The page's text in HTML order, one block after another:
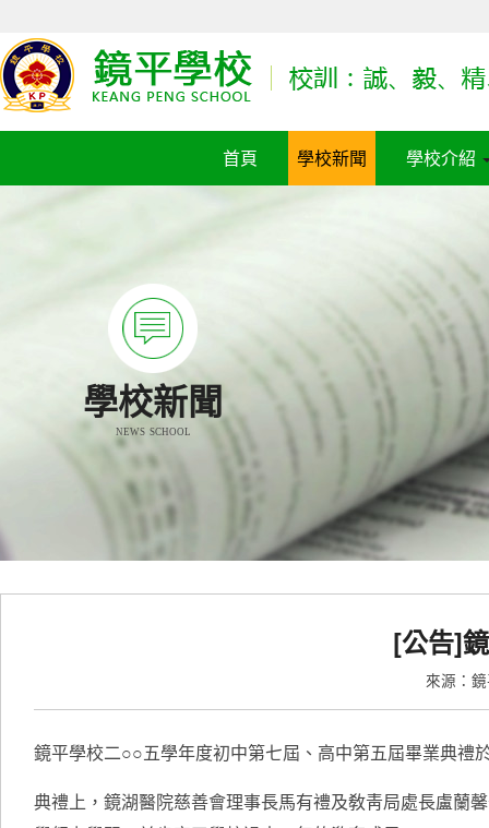
首頁 學校新聞 學校介紹
學校新聞
NEWS SCHOOL
[公告]
來源：
鏡平學校二○○五學年度初中第七屆、高中第五屆畢業典禮
典禮上，鏡湖醫院慈善會理事長馬有禮及敎靑局處長盧蘭